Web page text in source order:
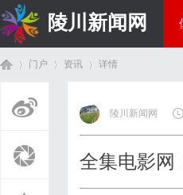
陵川新闻网
门户 资讯
›
详情
陵川新闻网
全集电影网